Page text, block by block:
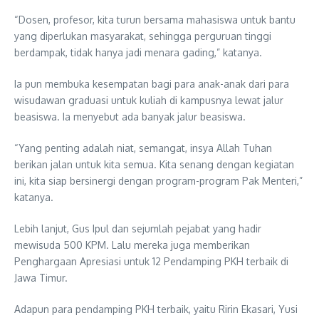
“Dosen, profesor, kita turun bersama mahasiswa untuk bantu
yang diperlukan masyarakat, sehingga perguruan tinggi
berdampak, tidak hanya jadi menara gading,” katanya.
Ia pun membuka kesempatan bagi para anak-anak dari para
wisudawan graduasi untuk kuliah di kampusnya lewat jalur
beasiswa. Ia menyebut ada banyak jalur beasiswa.
“Yang penting adalah niat, semangat, insya Allah Tuhan
berikan jalan untuk kita semua. Kita senang dengan kegiatan
ini, kita siap bersinergi dengan program-program Pak Menteri,”
katanya.
Lebih lanjut, Gus Ipul dan sejumlah pejabat yang hadir
mewisuda 500 KPM. Lalu mereka juga memberikan
Penghargaan Apresiasi untuk 12 Pendamping PKH terbaik di
Jawa Timur.
Adapun para pendamping PKH terbaik, yaitu Ririn Ekasari, Yusi